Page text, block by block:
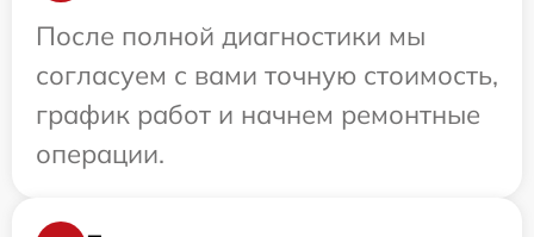
После полной диагностики мы
согласуем с вами точную стоимость,
график работ и начнем ремонтные
операции.